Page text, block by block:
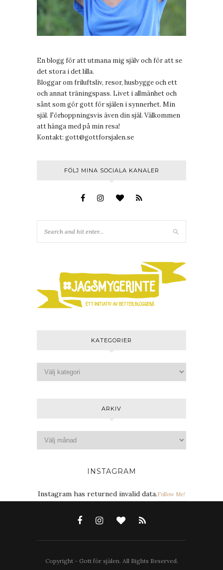
En blogg för att utmana mig själv och för att se
det stora i det lilla.
Bloggar om friluftsliv, resor, husbygge och ett
och annat träningspass. Livet i allmänhet och
sånt som gör gott för själen i synnerhet. Min
själ. Förhoppningsvis även din själ. Välkommen
att hänga med på min resa!
Kontakt: gott@gottforsjalen.se
FÖLJ MINA SOCIALA KANALER
KATEGORIER
ARKIV
INSTAGRAM
Instagram has returned invalid data.Follow Me!
Copyright - Gott för själen. All Rights Reserved.